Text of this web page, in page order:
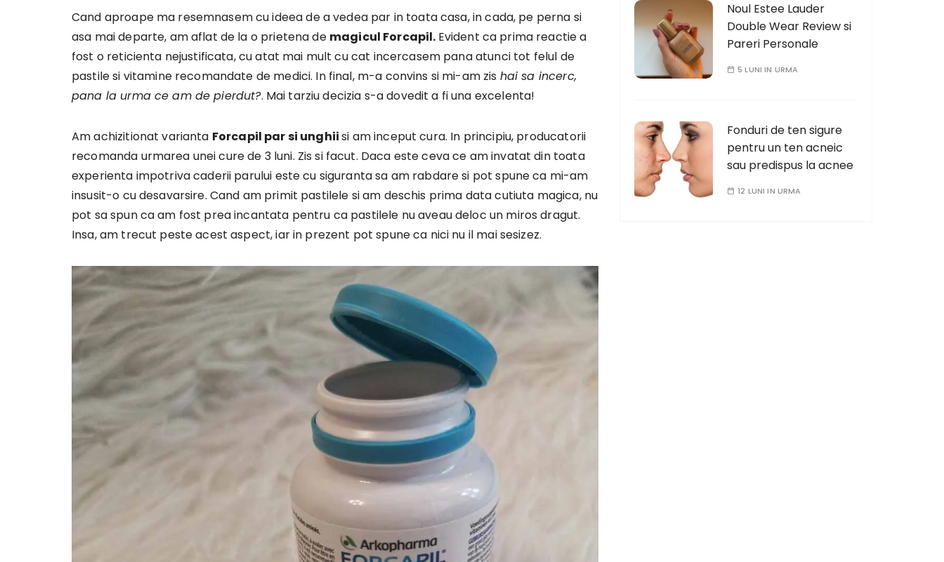
Cand aproape ma resemnasem cu ideea de a vedea par in toata casa, in cada, pe perna si
asa mai departe, am aflat de la o prietena de magicul Forcapil. Evident ca prima reactie a
fost o reticienta nejustificata, cu atat mai mult cu cat incercasem pana atunci tot felul de
pastile si vitamine recomandate de medici. In final, m-a convins si mi-am zis hai sa incerc,
pana la urma ce am de pierdut?. Mai tarziu decizia s-a dovedit a fi una excelenta!
Am achizitionat varianta Forcapil par si unghiisi am inceput cura. In principiu, producatorii
recomanda urmarea unei cure de 3 luni. Zis si facut. Daca este ceva ce am invatat din toata
experienta impotriva caderii parului este cu siguranta sa am rabdare si pot spune ca mi-am
insusit-o cu desavarsire. Cand am primit pastilele si am deschis prima data cutiuta magica, nu
pot sa spun ca am fost prea incantata pentru ca pastilele nu aveau deloc un miros dragut.
Insa, am trecut peste acest aspect, iar in prezent pot spune ca nici nu il mai sesizez.
Noul Estee Lauder
Double Wear Review si
Pareri Personale
5 LUNI IN URMA
Fonduri de ten sigure
pentru un ten acneic
sau predispus la acnee
12 LUNI IN URMA